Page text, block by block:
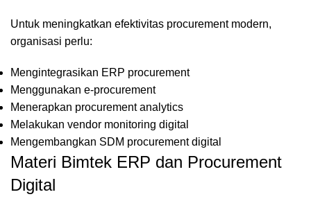
Untuk meningkatkan efektivitas procurement modern,
organisasi perlu:
Mengintegrasikan ERP procurement
Menggunakan e-procurement
Menerapkan procurement analytics
Melakukan vendor monitoring digital
Mengembangkan SDM procurement digital
Materi Bimtek ERP dan Procurement
Digital